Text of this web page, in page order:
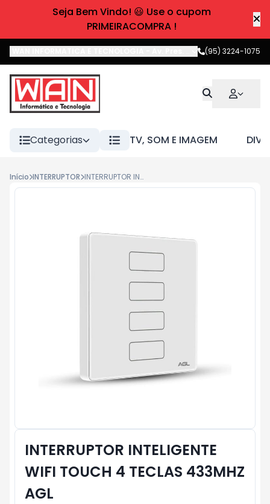
Seja Bem Vindo! 😃 Use o cupom
PRIMEIRACOMPRA !
Av. Pres. Castelo Branco,Boa
(95) 3224-1075
Categorias TV, SOM E IMAGEM
Início INTERRUPTOR INTERRUPTOR INTELIGENTE WIFI TOUCH 4 TECLAS 433MHZ AGL
INTERRUPTOR INTELIGENTE
WIFI TOUCH 4 TECLAS 433MHZ
AGL